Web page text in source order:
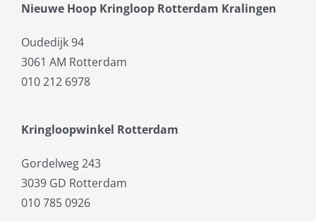
Nieuwe Hoop Kringloop Rotterdam Kralingen
Oudedijk 94
3061 AM Rotterdam
010 212 6978
Kringloopwinkel Rotterdam
Gordelweg 243
3039 GD Rotterdam
010 785 0926